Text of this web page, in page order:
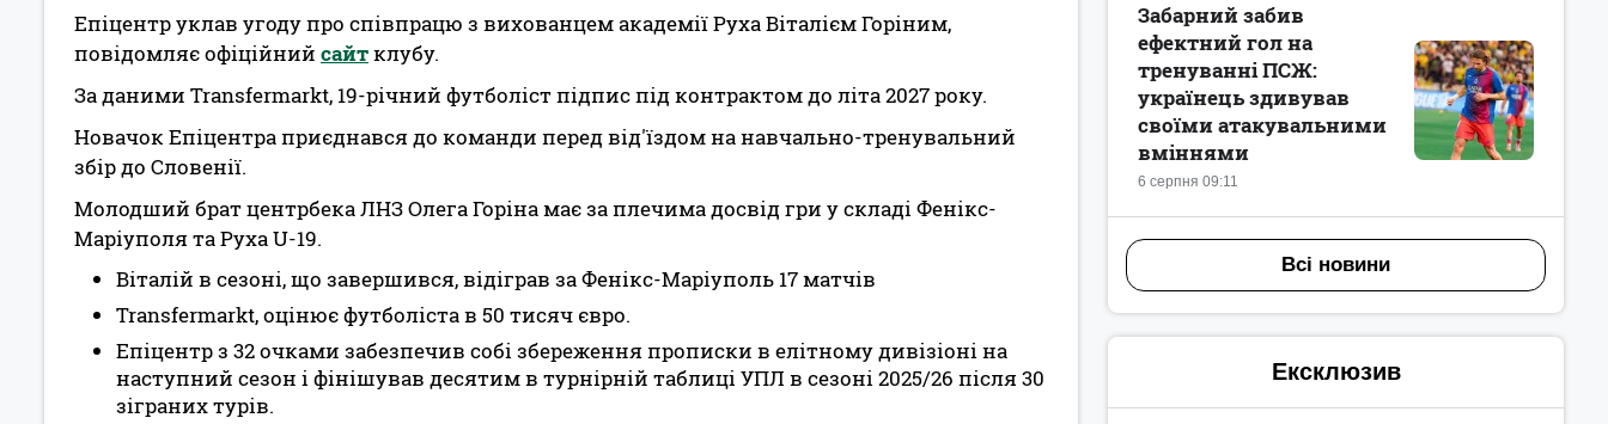
Епіцентр уклав угоду про співпрацю з вихованцем академії Руха Віталієм Горіним,
повідомляє офіційний сайтклубу.
За даними Transfermarkt, 19-річний футболіст підпис під контрактом до літа 2027 року.
Новачок Епіцентра приєднався до команди перед від'їздом на навчально-тренувальний
збір до Словенії.
Молодший брат центрбека ЛНЗ Олега Горіна має за плечима досвід гри у складі Фенікс-
Маріуполя та Руха U-19.
Віталій в сезоні, що завершився, відіграв за Фенікс-Маріуполь 17 матчів
Transfermarkt, оцінює футболіста в 50 тисяч євро.
Епіцентр з 32 очками забезпечив собі збереження прописки в елітному дивізіоні на
наступний сезон і фінішував десятим в турнірній таблиці УПЛ в сезоні 2025/26 після 30
зіграних турів.
6 серпня 09:11
Забарний забив
ефектний гол на
тренуванні ПСЖ:
українець здивував
своїми атакувальними
вміннями
Всі новини
Ексклюзив